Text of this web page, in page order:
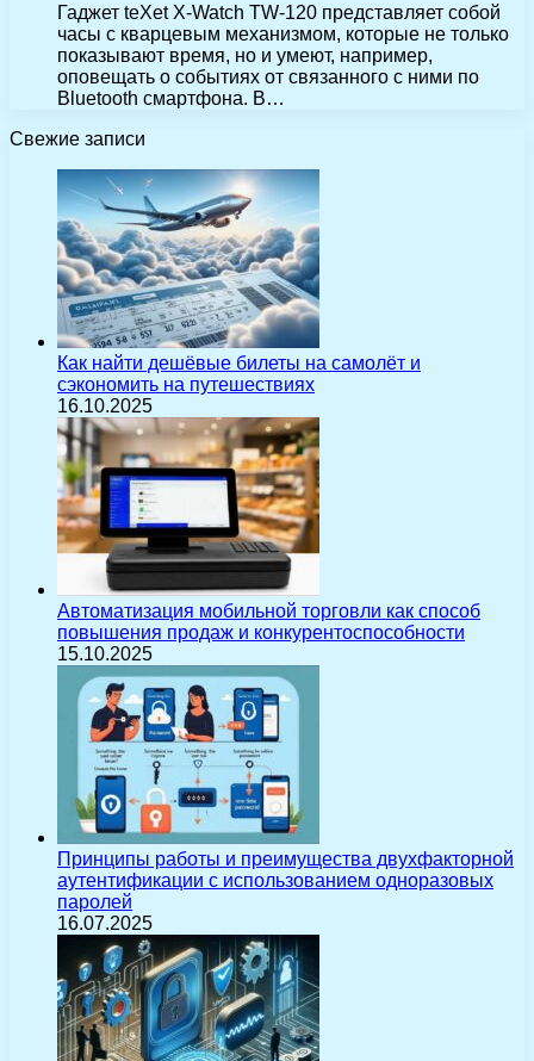
Гаджет teXet X-Watch TW-120 представляет собой
часы с кварцевым механизмом, которые не только
показывают время, но и умеют, например,
оповещать о событиях от связанного с ними по
Bluetooth смартфона. В…
Свежие записи
Как найти дешёвые билеты на самолёт и
сэкономить на путешествиях
16.10.2025
Автоматизация мобильной торговли как способ
повышения продаж и конкурентоспособности
15.10.2025
Принципы работы и преимущества двухфакторной
аутентификации с использованием одноразовых
паролей
16.07.2025